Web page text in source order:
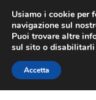
Lun-Ven
Vai
alla
navigazione
Vai
al
contenuto
Usiamo i cookie per
navigazione sul
Puoi trovare altre
sul sito o disabilitarli
Accetta